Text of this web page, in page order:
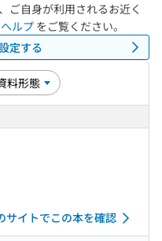
ご自身が利用されるお近く
ヘルプ をご覧ください。
定する
サイトでこの本を確認